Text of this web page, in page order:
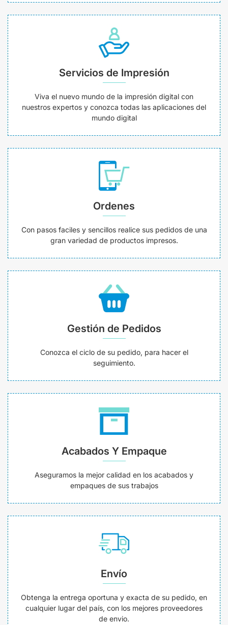
Servicios de Impresión
Viva el nuevo mundo de la impresión digital con
nuestros expertos y conozca todas las aplicaciones del
mundo digital
Ordenes
Con pasos faciles y sencillos realice sus pedidos de una
gran variedad de productos impresos.
Gestión de Pedidos
Conozca el ciclo de su pedido, para hacer el
seguimiento.
Acabados Y Empaque
Aseguramos la mejor calidad en los acabados y
empaques de sus trabajos
Envío
Obtenga la entrega oportuna y exacta de su pedido, en
cualquier lugar del país, con los mejores proveedores
de envio.